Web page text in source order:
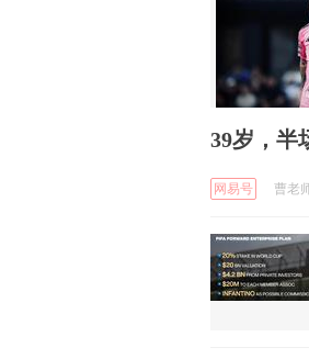
39岁，半
网易号 曹老